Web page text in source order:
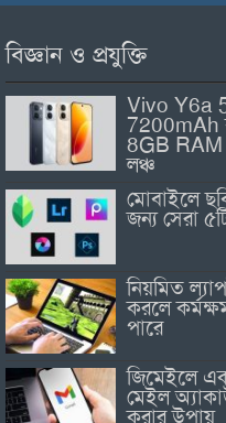
বিজ্ঞান ও প্রযুক্তি
Vivo Y6a
7200mAh
8GB RAM
লঞ্চ
মোবাইলে
জন্য সেরা
নিয়মিত
করলে
পারে
জিমেইলে
মেইল
করার উপায়